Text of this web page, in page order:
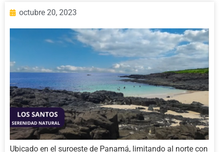
octubre 20, 2023
Ubicado en el suroeste de Panamá, limitando al norte con